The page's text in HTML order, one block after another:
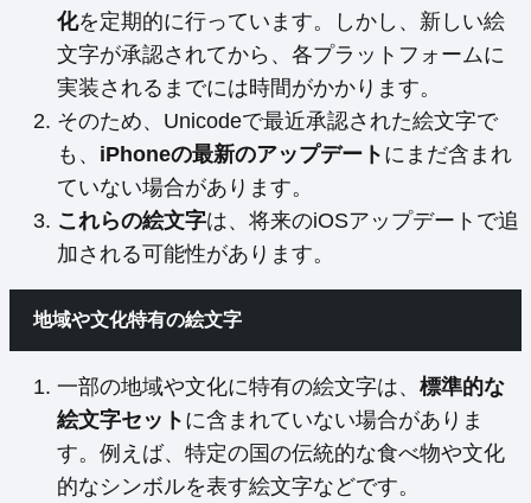
化を定期的に行っています。しかし、新しい絵
文字が承認されてから、各プラットフォームに
実装されるまでには時間がかかります。
そのため、Unicodeで最近承認された絵文字で
も、 iPhoneの最新のアップデート にまだ含まれ
ていない場合があります。
これらの絵文字は、将来のiOSアップデートで追
加される可能性があります。
地域や文化特有の絵文字
一部の地域や文化に特有の絵文字は、 標準的な
絵文字セット に含まれていない場合がありま
す。例えば、特定の国の伝統的な食べ物や文化
的なシンボルを表す絵文字などです。